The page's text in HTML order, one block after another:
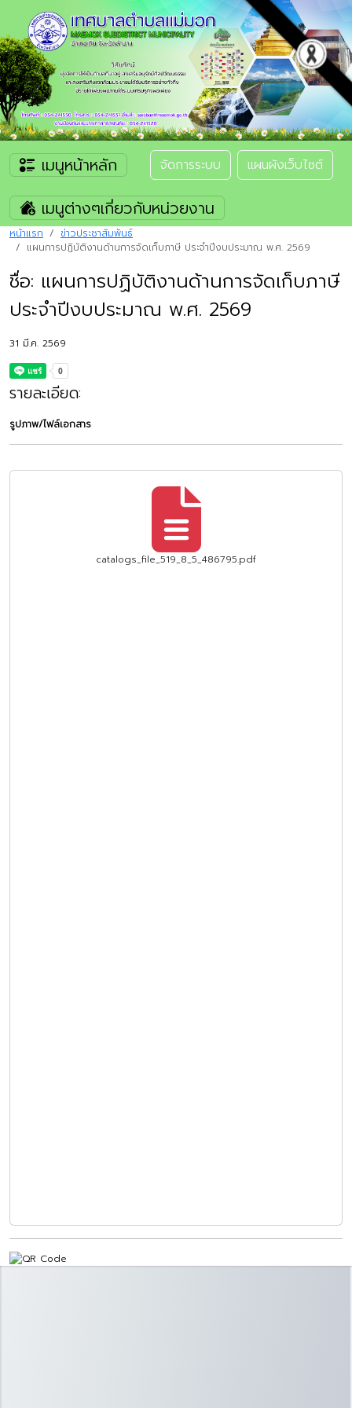
เมนูหน้าหลัก จัดการระบบ แผนผังเว็บไซต์
เมนูต่างๆเกี่ยวกับหน่วยงาน
หน้าแรก
ข่าวประชาสัมพันธ์
แผนการปฏิบัติงานด้านการจัดเก็บภาษี ประจำปีงบประมาณ พ.ศ. 2569
ชื่อ: แผนการปฏิบัติงานด้านการจัดเก็บภาษี
ประจำปีงบประมาณ พ.ศ. 2569
31 มี.ค. 2569
รายละเอียด:
รูปภาพ/ไฟล์เอกสาร
catalogs_file_519_8_5_486795.pdf